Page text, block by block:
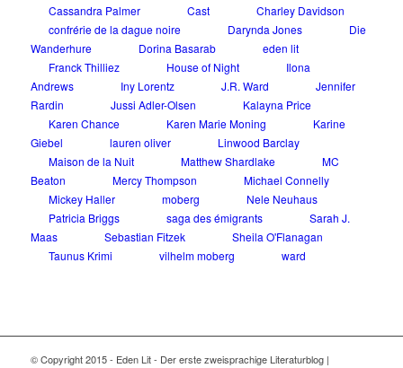
Cassandra Palmer
Cast
Charley Davidson
confrérie de la dague noire
Darynda Jones
Die
Wanderhure
Dorina Basarab
eden lit
Franck Thilliez
House of Night
Ilona
Andrews
Iny Lorentz J.R. Ward
Jennifer
Rardin
Jussi Adler-Olsen
Kalayna Price
Karen Chance
Karen Marie Moning
Karine
Giebel
lauren oliver
Linwood Barclay
Maison de la Nuit
Matthew Shardlake
MC
Beaton
Mercy Thompson
Michael Connelly
Mickey Haller
moberg
Nele Neuhaus
Patricia Briggs
saga des émigrants
Sarah J.
Maas
Sebastian Fitzek
Sheila O'Flanagan
Taunus Krimi
vilhelm moberg ward
© Copyright 2015 - Eden Lit - Der erste zweisprachige Literaturblog |